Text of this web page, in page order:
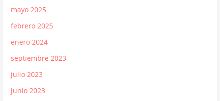
mayo 2025
febrero 2025
enero 2024
septiembre 2023
julio 2023
junio 2023